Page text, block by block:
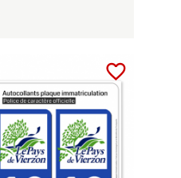
favorite_border